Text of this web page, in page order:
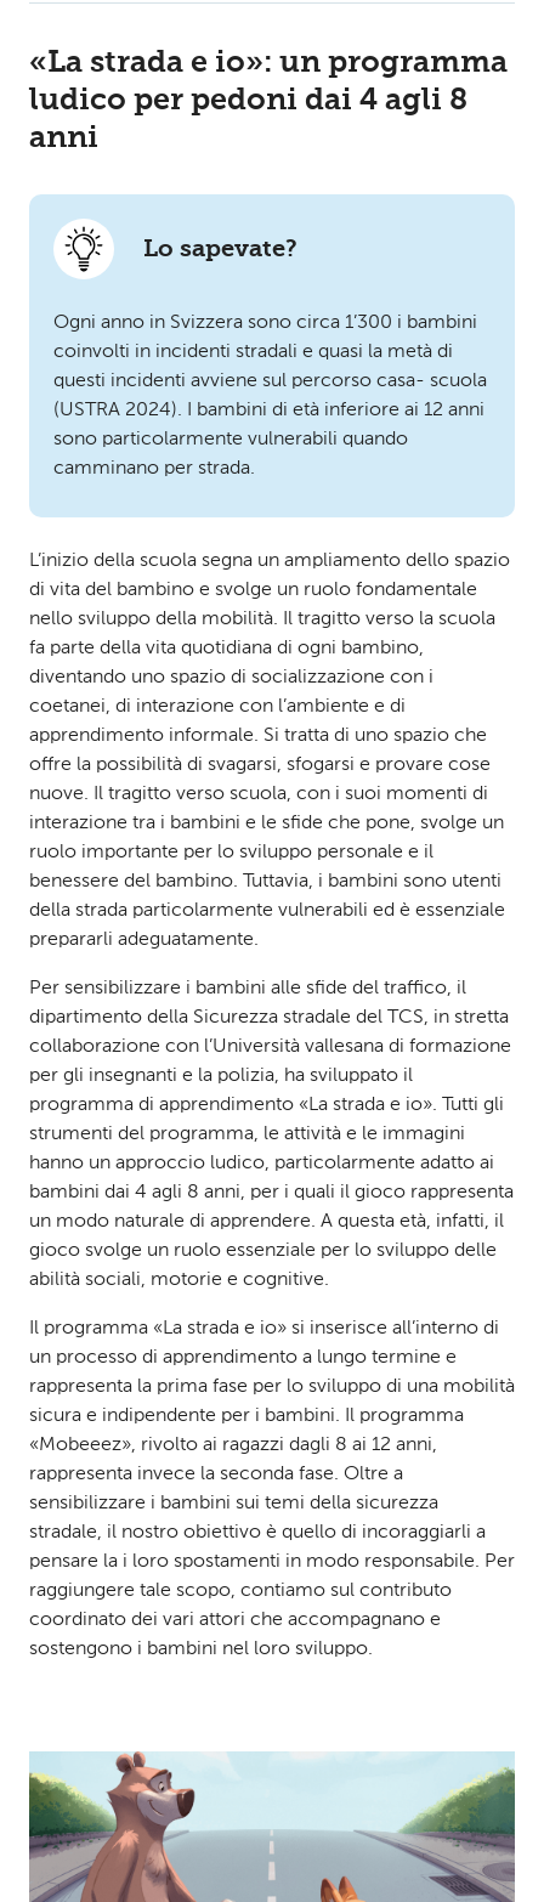
«La strada e io»: un programma
ludico per pedoni dai 4 agli 8
anni
Lo sapevate?
Ogni anno in Svizzera sono circa 1’300 i bambini
coinvolti in incidenti stradali e quasi la metà di
questi incidenti avviene sul percorso casa- scuola
(USTRA 2024). I bambini di età inferiore ai 12 anni
sono particolarmente vulnerabili quando
camminano per strada.
L’inizio della scuola segna un ampliamento dello spazio
di vita del bambino e svolge un ruolo fondamentale
nello sviluppo della mobilità. Il tragitto verso la scuola
fa parte della vita quotidiana di ogni bambino,
diventando uno spazio di socializzazione con i
coetanei, di interazione con l’ambiente e di
apprendimento informale. Si tratta di uno spazio che
offre la possibilità di svagarsi, sfogarsi e provare cose
nuove. Il tragitto verso scuola, con i suoi momenti di
interazione tra i bambini e le sfide che pone, svolge un
ruolo importante per lo sviluppo personale e il
benessere del bambino. Tuttavia, i bambini sono utenti
della strada particolarmente vulnerabili ed è essenziale
prepararli adeguatamente.
Per sensibilizzare i bambini alle sfide del traffico, il
dipartimento della Sicurezza stradale del TCS, in stretta
collaborazione con l’Università vallesana di formazione
per gli insegnanti e la polizia, ha sviluppato il
programma di apprendimento «La strada e io». Tutti gli
strumenti del programma, le attività e le immagini
hanno un approccio ludico, particolarmente adatto ai
bambini dai 4 agli 8 anni, per i quali il gioco rappresenta
un modo naturale di apprendere. A questa età, infatti, il
gioco svolge un ruolo essenziale per lo sviluppo delle
abilità sociali, motorie e cognitive.
Il programma «La strada e io» si inserisce all’interno di
un processo di apprendimento a lungo termine e
rappresenta la prima fase per lo sviluppo di una mobilità
sicura e indipendente per i bambini. Il programma
«Mobeeez», rivolto ai ragazzi dagli 8 ai 12 anni,
rappresenta invece la seconda fase. Oltre a
sensibilizzare i bambini sui temi della sicurezza
stradale, il nostro obiettivo è quello di incoraggiarli a
pensare la i loro spostamenti in modo responsabile. Per
raggiungere tale scopo, contiamo sul contributo
coordinato dei vari attori che accompagnano e
sostengono i bambini nel loro sviluppo.